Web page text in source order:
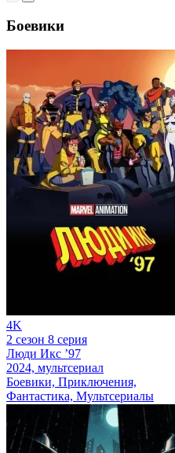
Боевики
4K
2 сезон 8 серия
Люди Икс ’97
2024, мультсериал
Боевики, Приключения,
Фантастика, Мультсериалы